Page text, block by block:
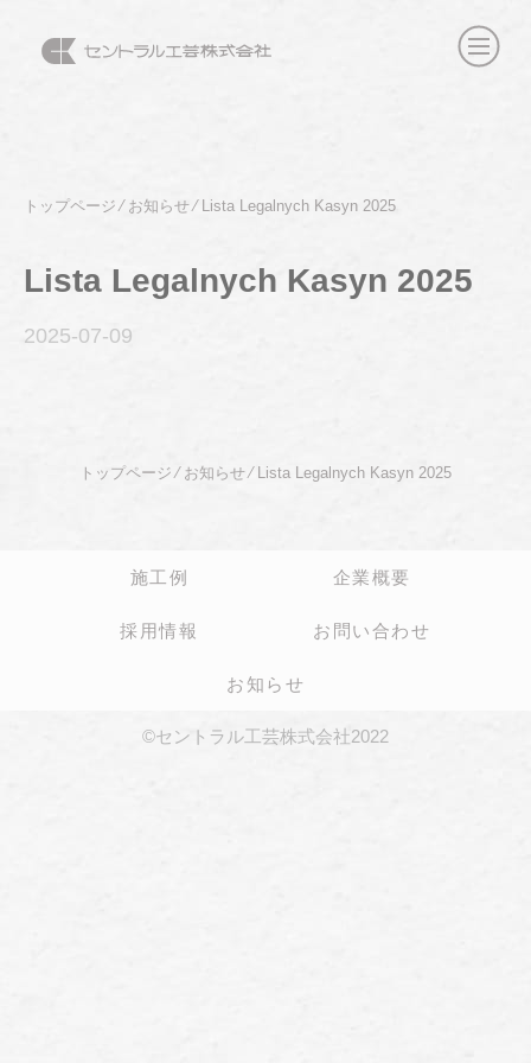
トップページ⁄ お知らせ⁄ Lista Legalnych Kasyn 2025
Lista Legalnych Kasyn 2025
2025-07-09
トップページ ⁄ お知らせ⁄ Lista Legalnych Kasyn 2025
施工例 企業概要
採用情報 お問い合わせ
お知らせ
©セントラル工芸株式会社2022